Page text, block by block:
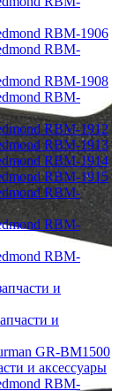
RBM-1906
RBM-
RBM-1908
RBM-
RBM-1912
RBM-1913
RBM-1914
RBM-1915
RBM-
RBM-
RBM-
и
и
GR-BM1500
и аксессуары
RBM-